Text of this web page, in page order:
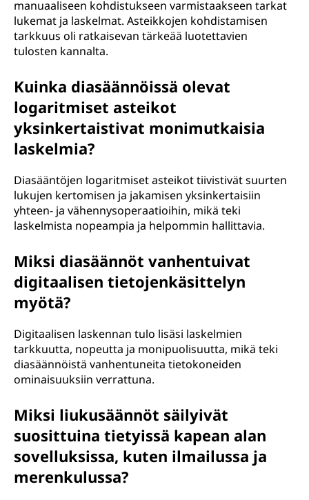
manuaaliseen kohdistukseen varmistaakseen tarkat
lukemat ja laskelmat. Asteikkojen kohdistamisen
tarkkuus oli ratkaisevan tärkeää luotettavien
tulosten kannalta.
Kuinka diasäännöissä olevat
logaritmiset asteikot
yksinkertaistivat monimutkaisia
laskelmia?
Diasääntöjen logaritmiset asteikot tiivistivät suurten
lukujen kertomisen ja jakamisen yksinkertaisiin
yhteen- ja vähennysoperaatioihin, mikä teki
laskelmista nopeampia ja helpommin hallittavia.
Miksi diasäännöt vanhentuivat
digitaalisen tietojenkäsittelyn
myötä?
Digitaalisen laskennan tulo lisäsi laskelmien
tarkkuutta, nopeutta ja monipuolisuutta, mikä teki
diasäännöistä vanhentuneita tietokoneiden
ominaisuuksiin verrattuna.
Miksi liukusäännöt säilyivät
suosittuina tietyissä kapean alan
sovelluksissa, kuten ilmailussa ja
merenkulussa?